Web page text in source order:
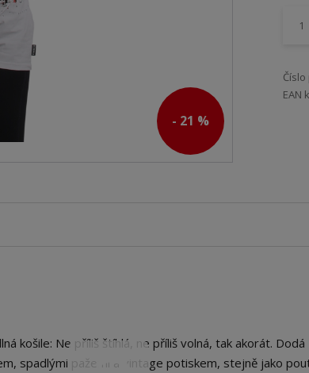
- 21 %
EAN
košile: Ne příliš štíhlá, ne příliš volná, tak akorát. Dodá
spadlými pažemi a vintage potiskem, stejně jako